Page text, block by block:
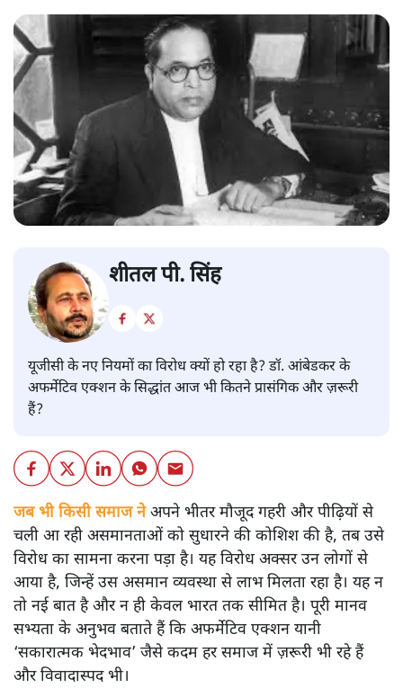
शीतल पी. सिंह
यूजीसी के नए नियमों का विरोध क्यों हो रहा है? डॉ. आंबेडकर के
अफर्मेटिव एक्शन के सिद्धांत आज भी कितने प्रासंगिक और ज़रूरी
हैं?
जब भी किसी समाज नेअपने भीतर मौजूद गहरी और पीढ़ियों से
चली आ रही असमानताओं को सुधारने की कोशिश की है, तब उसे
विरोध का सामना करना पड़ा है। यह विरोध अक्सर उन लोगों से
आया है, जिन्हें उस असमान व्यवस्था से लाभ मिलता रहा है। यह न
तो नई बात है और न ही केवल भारत तक सीमित है। पूरी मानव
सभ्यता के अनुभव बताते हैं कि अफर्मेटिव एक्शन यानी
‘सकारात्मक भेदभाव’ जैसे कदम हर समाज में ज़रूरी भी रहे हैं
और विवादास्पद भी।